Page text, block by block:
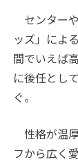
センター
ッズ」によ
間でいえば
に後任とし
ぐ。
性格が温
フから広く